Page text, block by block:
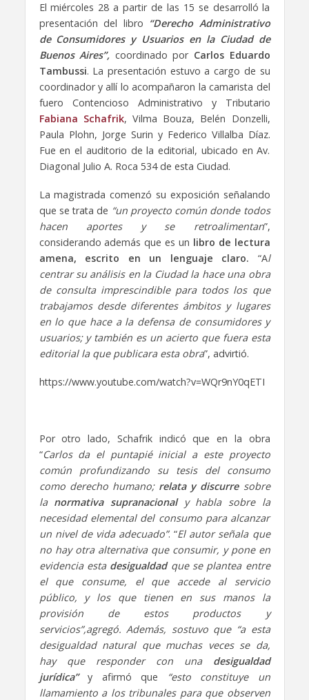
El miércoles 28 a partir de las 15 se desarrolló la
presentación del libro “Derecho Administrativo
de Consumidores y Usuarios en la Ciudad de
Buenos Aires”, coordinado por Carlos Eduardo
Tambussi. La presentación estuvo a cargo de su
coordinador y allí lo acompañaron la camarista del
fuero Contencioso Administrativo y Tributario
Fabiana Schafrik, Vilma Bouza, Belén Donzelli,
Paula Plohn, Jorge Surin y Federico Villalba Díaz.
Fue en el auditorio de la editorial, ubicado en Av.
Diagonal Julio A. Roca 534 de esta Ciudad.
La magistrada comenzó su exposición señalando
que se trata de “un proyecto común donde todos
hacen aportes y se retroalimentan”,
considerando además que es un libro de lectura
amena, escrito en un lenguaje claro. “Al
centrar su análisis en la Ciudad la hace una obra
de consulta imprescindible para todos los que
trabajamos desde diferentes ámbitos y lugares
en lo que hace a la defensa de consumidores y
usuarios; y también es un acierto que fuera esta
editorial la que publicara esta obra”, advirtió.
https://www.youtube.com/watch?v=WQr9nY0qETI
Por otro lado, Schafrik indicó que en la obra
“Carlos da el puntapié inicial a este proyecto
común profundizando su tesis del consumo
como derecho humano; relata y discurresobre
la normativa supranacionaly habla sobre la
necesidad elemental del consumo para alcanzar
un nivel de vida adecuado”. “El autor señala que
no hay otra alternativa que consumir, y pone en
evidencia esta desigualdadque se plantea entre
el que consume, el que accede al servicio
público, y los que tienen en sus manos la
provisión de estos productos y
servicios”,agregó. Además, sostuvo que“a esta
desigualdad natural que muchas veces se da,
hay que responder con una desigualdad
jurídica” y afirmó que “esto constituye un
llamamiento a los tribunales para que observen